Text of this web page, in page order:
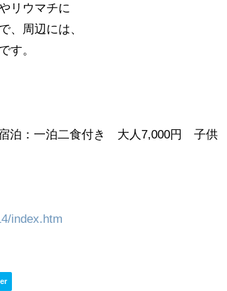
リウマチに
、周辺には、
す。
一泊二食付き 大人7,000円 子
index.htm